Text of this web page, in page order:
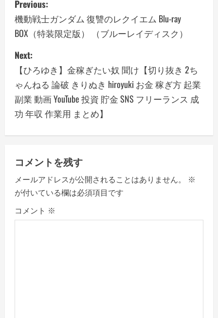
o
s
t
n
a
v
i
g
a
t
i
Previous:
機動戦士ガンダム 復讐のレクイエム Blu-ray
BOX（特装限定版） （ブルーレイディスク）
Next:
【ひろゆき】金稼ぎたい奴 聞け【切り抜き 2ち
ゃんねる 論破 きりぬき hiroyuki お金 稼ぎ方 起業
副業 動画 YouTube 投資 貯金 SNS フリーランス 成
功 年収 作業用 まとめ】
コメントを残す
メールアドレスが公開されることはありません。
※
が付いている欄は必須項目です
コメント ※